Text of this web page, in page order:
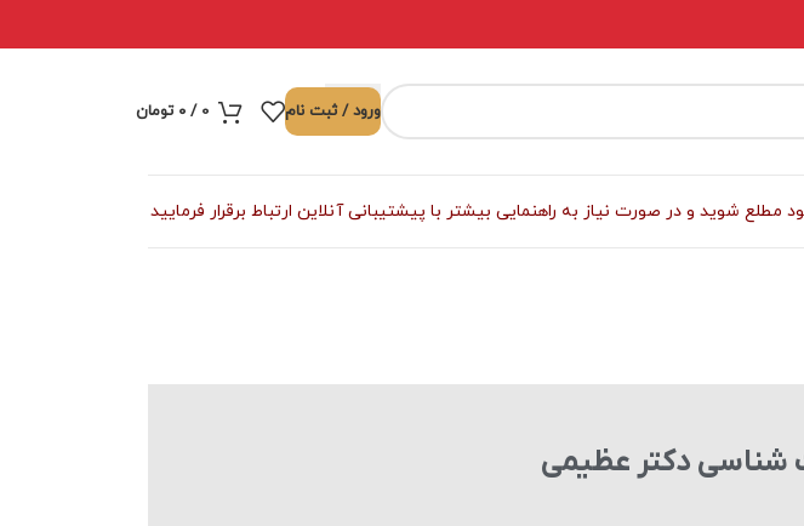
ورود / ثبت نام 0
/ ۰ تومان
شوید و در صورت نیاز به راهنمایی بیشتر با پیشتیبانی آنلاین ارتباط برقرار فرمایید
دکتر عظیمی